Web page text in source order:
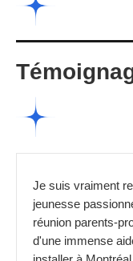
Je suis vraiment
les membres de
IEHO ! Surtout
différences